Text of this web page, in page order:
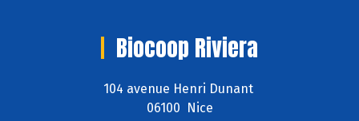
Biocoop Riviera
104 avenue Henri Dunant
06100 Nice